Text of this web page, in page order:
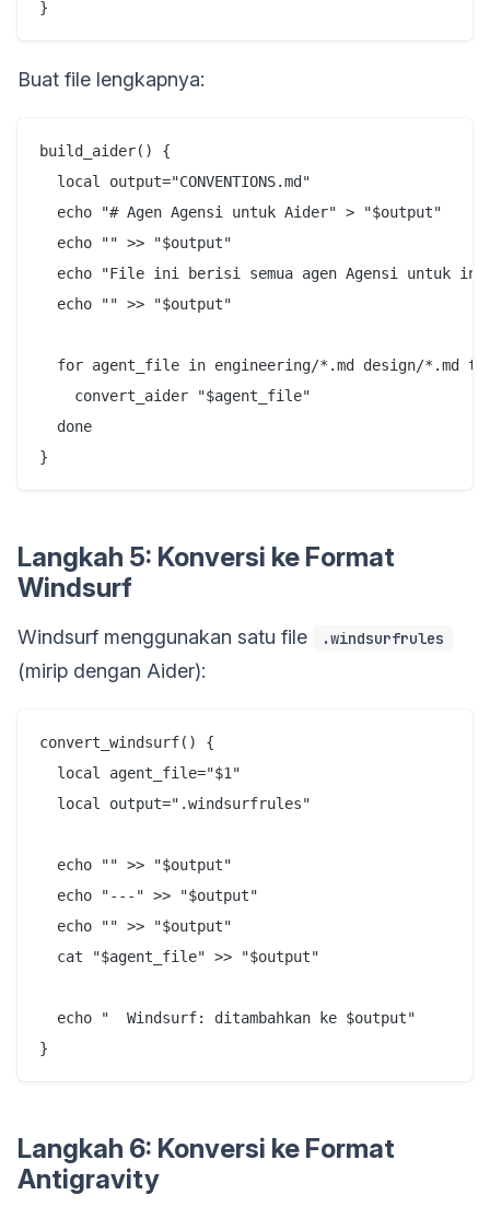
Buat file lengkapnya:
build_aider() {
  local output="CONVENTIONS.md"
  echo "# Agen Agensi untuk Aider" > "$output"
  echo "" >> "$output"
echo "File ini berisi semua agen Agensi untuk
  echo "" >> "$output"
for agent_file in engineering/*.md design/*.md
    convert_aider "$agent_file"
  done
Langkah 5: Konversi ke Format
Windsurf
Windsurf menggunakan satu file .windsurfrules
(mirip dengan Aider):
convert_windsurf() {
  local agent_file="$1"
  local output=".windsurfrules"
  echo "" >> "$output"
  echo "---" >> "$output"
  echo "" >> "$output"
  cat "$agent_file" >> "$output"
  echo "  Windsurf: ditambahkan ke $output"
Langkah 6: Konversi ke Format
Antigravity